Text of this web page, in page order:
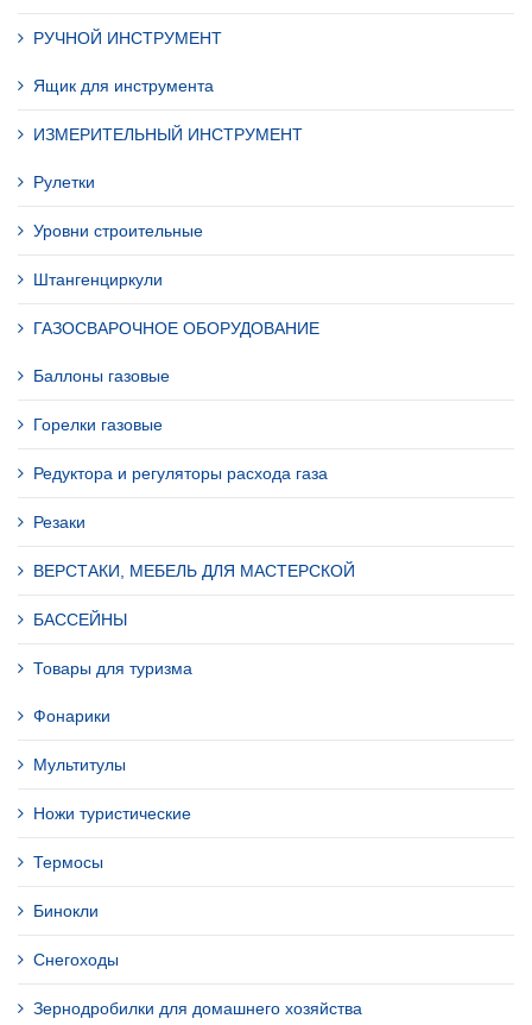
РУЧНОЙ ИНСТРУМЕНТ
Ящик для инструмента
ИЗМЕРИТЕЛЬНЫЙ ИНСТРУМЕНТ
Рулетки
Уровни строительные
Штангенциркули
ГАЗОСВАРОЧНОЕ ОБОРУДОВАНИЕ
Баллоны газовые
Горелки газовые
Редуктора и регуляторы расхода газа
Резаки
ВЕРСТАКИ, МЕБЕЛЬ ДЛЯ МАСТЕРСКОЙ
БАССЕЙНЫ
Товары для туризма
Фонарики
Мультитулы
Ножи туристические
Термосы
Бинокли
Снегоходы
Зернодробилки для домашнего хозяйства